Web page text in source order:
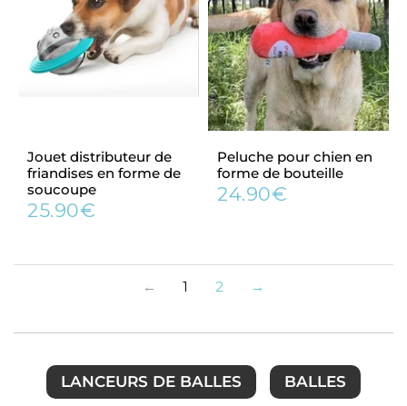
Jouet distributeur de
friandises en forme de
soucoupe
Prix
25.90€
Peluche pour chien en
forme de bouteille
Prix
24.90€
← 1 2 →
LANCEURS DE BALLES BALLES